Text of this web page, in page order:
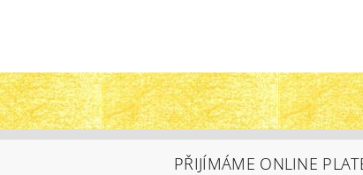
PŘIJÍMÁME ONLINE